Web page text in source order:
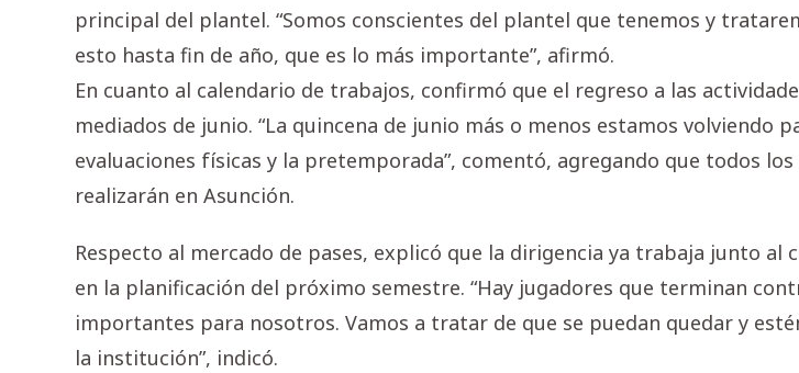
principal del plantel. “Somos conscientes del plantel que tenemos y
esto hasta fin de año, que es lo más importante”, afirmó.
En cuanto al calendario de trabajos, confirmó que el regreso a las
mediados de junio. “La quincena de junio más o menos estamos volviendo
evaluaciones físicas y la pretemporada”, comentó, agregando que todos
realizarán en Asunción.
Respecto al mercado de pases, explicó que la dirigencia ya trabaja junto al
en la planificación del próximo semestre. “Hay jugadores que terminan
importantes para nosotros. Vamos a tratar de que se puedan quedar y
la institución”, indicó.